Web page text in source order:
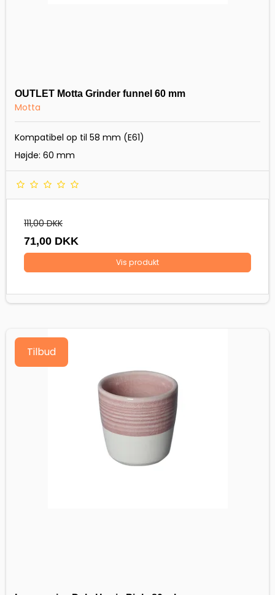
OUTLET Motta Grinder funnel 60 mm
Motta
Kompatibel op til 58 mm (E61)
Højde: 60 mm
111,00 DKK
71,00 DKK
Vis produkt
Tilbud